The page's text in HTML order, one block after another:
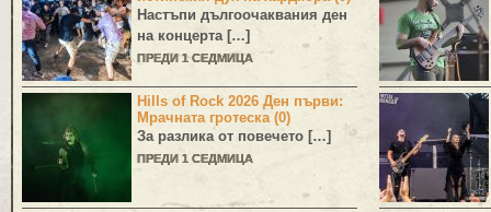
Настъпи дългоочаквания ден
на концерта […]
ПРЕДИ 1 СЕДМИЦА
Hills of Rock 2026 Ден първи:
Мрачната гротеска (0)
За разлика от повечето […]
ПРЕДИ 1 СЕДМИЦА